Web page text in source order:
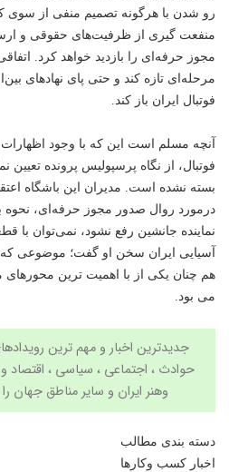
رو شدن با هرگونه تصمیم منفی از سوی
منفعت گیری از ظرفیت‌های حقوقی و
مجوز حرفه‌ای را بازدید خواهد کرد.
مرحله‌ای تازه کند و حتی پای نهادهای
فوتبال ایران باز کند.
آنچه مسلم است این که با وجود اظهارات
فوتبال، از نگاه پرسپولیس پرونده تعیین
بسته نشده است. مدیران این باشگاه
درمورد روال صدور مجوز حرفه‌ای، نحوه
نماینده جانشین رفع نشود، نمی‌توان
آسیایی ایران سخن او گفت؛ موضوعی که
هم چنان یکی از با اهمیت ترین محورهای
می بود.
حوادث ، اجتماعی ، سیاسی ، اقتصاد و
وهنر ایران و سایر مناطق جهان
دسته بندی مطالب
اخبار کسب وکارها